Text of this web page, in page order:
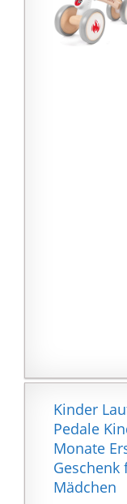
Kinder
Pedale
Monate
Geschenk
Mädchen